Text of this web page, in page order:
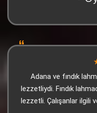
Adana ve fındık
lezzetliydi. Fındık
lezzetli. Çalışanlar ilgili